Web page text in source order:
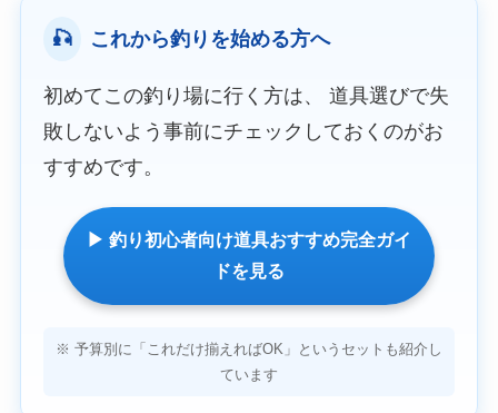
🎣 これから釣りを始める方へ
初めてこの釣り場に行く方は、 道具選びで失
敗しないよう事前にチェックしておくのがお
すすめです。
▶ 釣り初心者向け道具おすすめ完全ガイ
ドを見る
※ 予算別に「これだけ揃えればOK」というセットも紹介し
ています